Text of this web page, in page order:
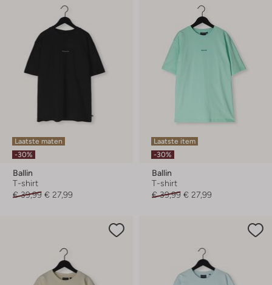
Laatste maten
-30%
Ballin
T-shirt
€ 39,99 € 27,99
Laatste item
-30%
Ballin
T-shirt
€ 39,99 € 27,99